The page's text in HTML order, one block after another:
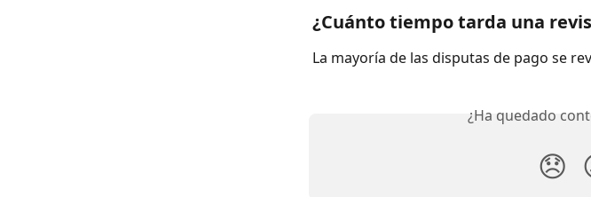
¿Cuánto tiempo tarda una
La mayoría de las disputas de pago se
¿Ha quedado
😞